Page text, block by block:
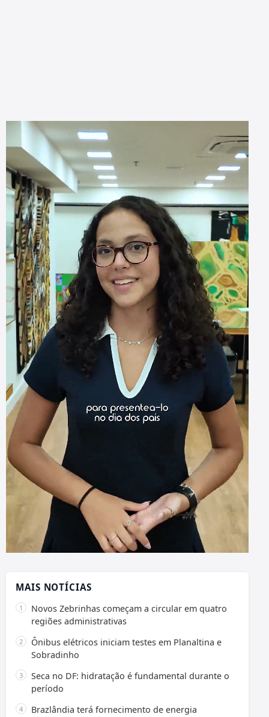
MAIS NOTÍCIAS
Novos Zebrinhas começam a circular em quatro
regiões administrativas
Ônibus elétricos iniciam testes em Planaltina e
Sobradinho
Seca no DF: hidratação é fundamental durante o
período
Brazlândia terá fornecimento de energia